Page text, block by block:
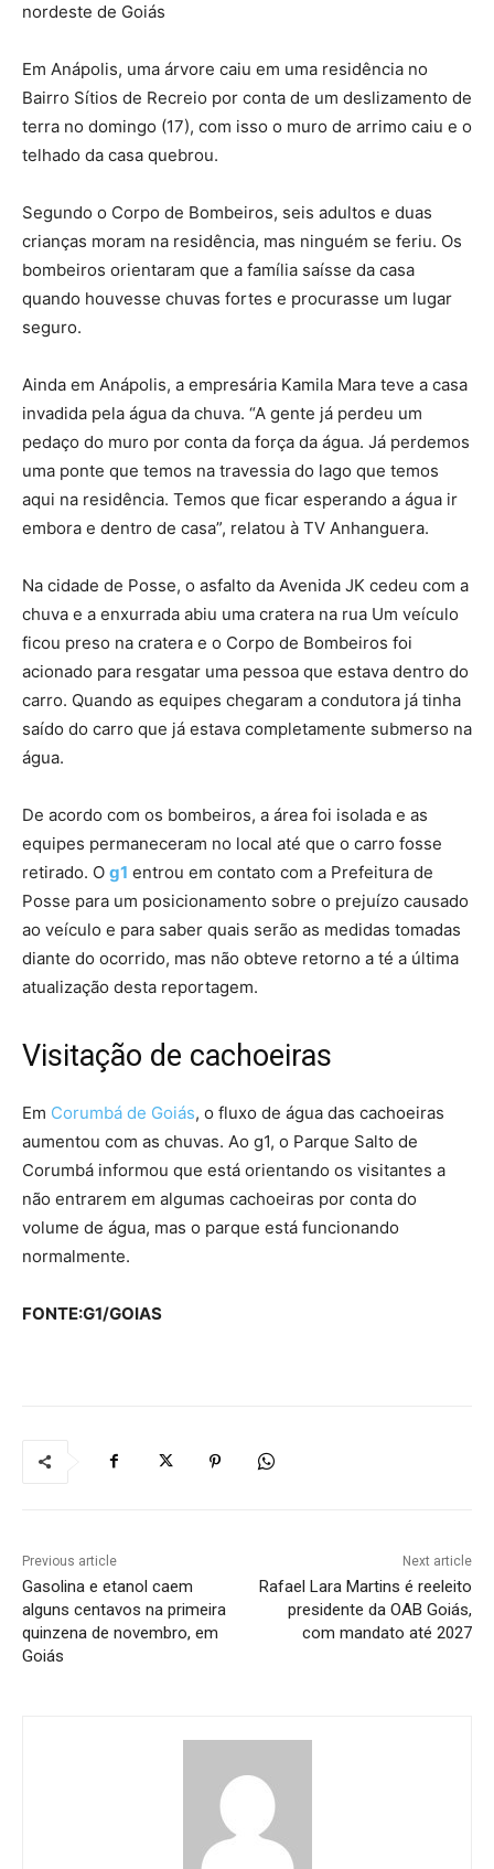
nordeste de Goiás
Em Anápolis, uma árvore caiu em uma residência no
Bairro Sítios de Recreio por conta de um deslizamento de
terra no domingo (17), com isso o muro de arrimo caiu e o
telhado da casa quebrou.
Segundo o Corpo de Bombeiros, seis adultos e duas
crianças moram na residência, mas ninguém se feriu. Os
bombeiros orientaram que a família saísse da casa
quando houvesse chuvas fortes e procurasse um lugar
seguro.
Ainda em Anápolis, a empresária Kamila Mara teve a casa
invadida pela água da chuva. “A gente já perdeu um
pedaço do muro por conta da força da água. Já perdemos
uma ponte que temos na travessia do lago que temos
aqui na residência. Temos que ficar esperando a água ir
embora e dentro de casa”, relatou à TV Anhanguera.
Na cidade de Posse, o asfalto da Avenida JK cedeu com a
chuva e a enxurrada abiu uma cratera na rua Um veículo
ficou preso na cratera e o Corpo de Bombeiros foi
acionado para resgatar uma pessoa que estava dentro do
carro. Quando as equipes chegaram a condutora já tinha
saído do carro que já estava completamente submerso na
água.
De acordo com os bombeiros, a área foi isolada e as
equipes permaneceram no local até que o carro fosse
retirado. O g1 entrou em contato com a Prefeitura de
Posse para um posicionamento sobre o prejuízo causado
ao veículo e para saber quais serão as medidas tomadas
diante do ocorrido, mas não obteve retorno a té a última
atualização desta reportagem.
Visitação de cachoeiras
Em Corumbá de Goiás, o fluxo de água das cachoeiras
aumentou com as chuvas. Ao g1, o Parque Salto de
Corumbá informou que está orientando os visitantes a
não entrarem em algumas cachoeiras por conta do
volume de água, mas o parque está funcionando
normalmente.
FONTE:G1/GOIAS
Previous article
Gasolina e etanol caem
alguns centavos na primeira
quinzena de novembro, em
Goiás
Next article
Rafael Lara Martins é reeleito
presidente da OAB Goiás,
com mandato até 2027